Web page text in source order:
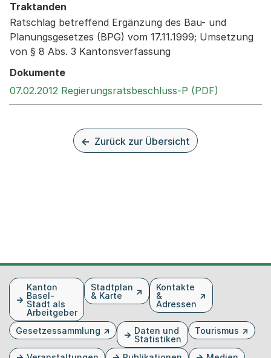
Traktanden
Ratschlag betreffend Ergänzung des Bau- und
Planungsgesetzes (BPG) vom 17.11.1999; Umsetzung
von § 8 Abs. 3 Kantonsverfassung
Dokumente
07.02.2012 Regierungsratsbeschluss-P (PDF)
Zurück zur Übersicht
FusszeileKanton
Basel-
Stadt als
Arbeitgeber
Stadtplan
& Karte
Kontakte
&
Adressen
Gesetzessammlung
Daten und
Statistiken
Tourismus